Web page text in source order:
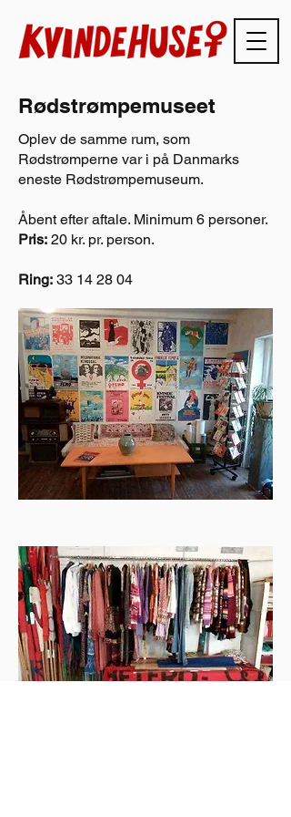
Rødstrømpemuseet
Oplev de samme rum, som
Rødstrømperne var i på Danmarks
eneste Rødstrømpemuseum.
Åbent efter aftale. Minimum 6 personer.
Pris: 20 kr. pr. person.
Ring: 33 14 28 04